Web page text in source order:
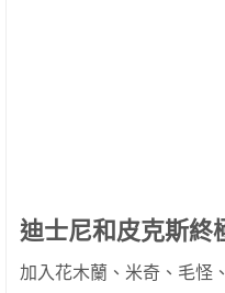
迪士尼和皮克斯終
加入花木蘭、米奇、毛怪